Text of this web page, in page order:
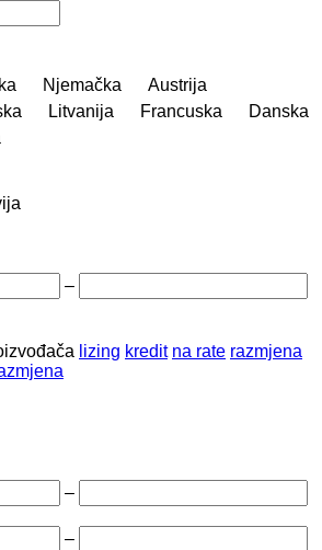
Njemačka
Austrija
Litvanija Francuska
Danska
–
lizing kredit na rate razmjena
–
–